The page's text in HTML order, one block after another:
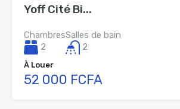
Yoff Cité Bi...
Chambres
2
Salles de bain
2
À Louer
52 000 FCFA